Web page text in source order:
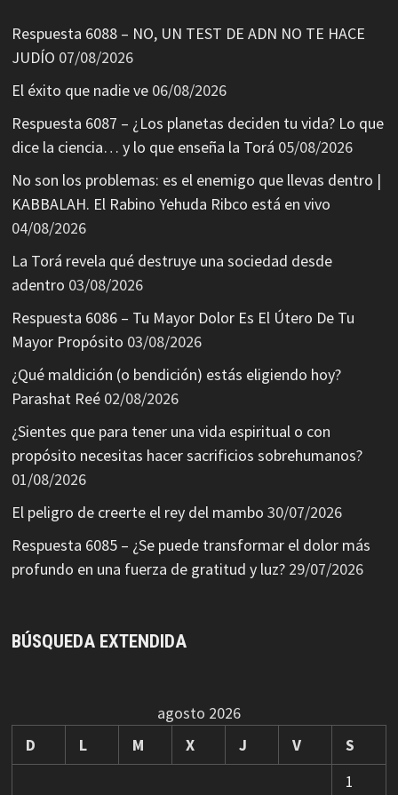
Respuesta 6088 – NO, UN TEST DE ADN NO TE HACE
JUDÍO 07/08/2026
El éxito que nadie ve 06/08/2026
Respuesta 6087 – ¿Los planetas deciden tu vida? Lo que
dice la ciencia… y lo que enseña la Torá 05/08/2026
No son los problemas: es el enemigo que llevas dentro |
KABBALAH. El Rabino Yehuda Ribco está en vivo
04/08/2026
La Torá revela qué destruye una sociedad desde
adentro 03/08/2026
Respuesta 6086 – Tu Mayor Dolor Es El Útero De Tu
Mayor Propósito 03/08/2026
¿Qué maldición (o bendición) estás eligiendo hoy?
Parashat Reé 02/08/2026
¿Sientes que para tener una vida espiritual o con
propósito necesitas hacer sacrificios sobrehumanos?
01/08/2026
El peligro de creerte el rey del mambo 30/07/2026
Respuesta 6085 – ¿Se puede transformar el dolor más
profundo en una fuerza de gratitud y luz? 29/07/2026
BÚSQUEDA EXTENDIDA
agosto 2026
D
L M X J V
S
1